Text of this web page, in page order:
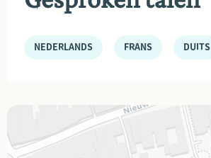
NEDERLANDS FRANS DUITS